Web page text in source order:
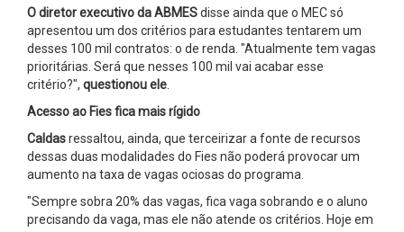
O diretor executivo da ABMESdisse ainda que o MEC só
apresentou um dos critérios para estudantes tentarem um
desses 100 mil contratos: o de renda. "Atualmente tem vagas
prioritárias. Será que nesses 100 mil vai acabar esse
critério?", questionou ele
Acesso ao Fies fica mais rígido
Caldasressaltou, ainda, que terceirizar a fonte de recursos
dessas duas modalidades do Fies não poderá provocar um
aumento na taxa de vagas ociosas do programa.
"Sempre sobra 20% das vagas, fica vaga sobrando e o aluno
precisando da vaga, mas ele não atende os critérios. Hoje em